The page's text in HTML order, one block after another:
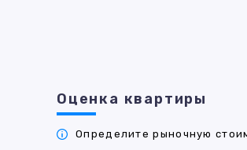
Оценка квартиры
Определите рыночную